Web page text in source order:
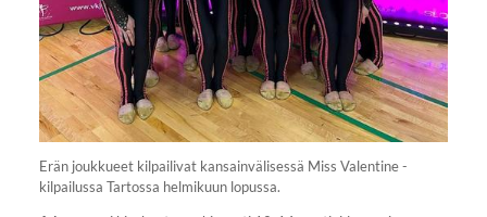
Erän joukkueet kilpailivat kansainvälisessä Miss Valentine -
kilpailussa Tartossa helmikuun lopussa.